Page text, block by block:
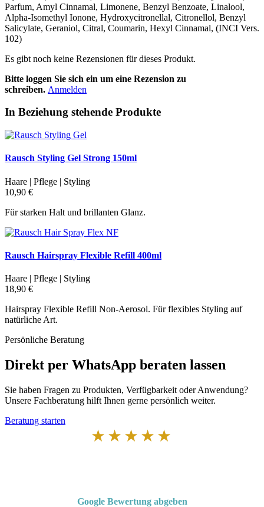
Parfum, Amyl Cinnamal, Limonene, Benzyl Benzoate, Linalool,
Alpha-Isomethyl Ionone, Hydroxycitronellal, Citronellol, Benzyl
Salicylate, Geraniol, Citral, Coumarin, Hexyl Cinnamal, (INCI Vers.
102)
Es gibt noch keine Rezensionen für dieses Produkt.
Bitte loggen Sie sich ein um eine Rezension zu
schreiben. Anmelden
In Beziehung stehende Produkte
Rausch Styling Gel Strong 150ml
Haare | Pflege | Styling
10,90 €
Für starken Halt und brillanten Glanz.
Rausch Hairspray Flexible Refill 400ml
Haare | Pflege | Styling
18,90 €
Hairspray Flexible Refill Non-Aerosol. Für flexibles Styling auf
natürliche Art.
Persönliche Beratung
Direkt per WhatsApp beraten lassen
Sie haben Fragen zu Produkten, Verfügbarkeit oder Anwendung?
Unsere Fachberatung hilft Ihnen gerne persönlich weiter.
Beratung starten
★★★★★
Google Bewertung abgeben